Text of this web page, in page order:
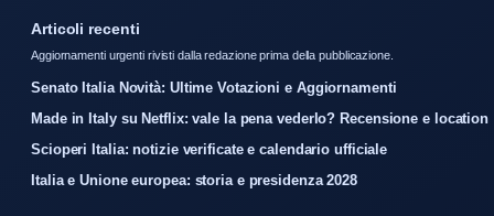
Articoli recenti
Aggiornamenti urgenti rivisti dalla redazione prima della pubblicazione.
Senato Italia Novità: Ultime Votazioni e Aggiornamenti
Made in Italy su Netflix: vale la pena vederlo? Recensione e location
Scioperi Italia: notizie verificate e calendario ufficiale
Italia e Unione europea: storia e presidenza 2028